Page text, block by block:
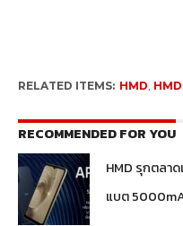
RELATED ITEMS: HMD,
RECOMMENDED FOR YOU
HMD รุกตลา
แบต